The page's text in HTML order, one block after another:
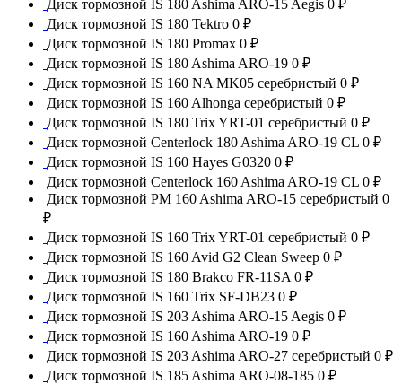
Диск тормозной IS 180 Ashima ARO-15 Aegis 0 ₽
Диск тормозной IS 180 Tektro 0 ₽
Диск тормозной IS 180 Promax 0 ₽
Диск тормозной IS 180 Ashima ARO-19 0 ₽
Диск тормозной IS 160 NA MK05 серебристый 0 ₽
Диск тормозной IS 160 Alhonga серебристый 0 ₽
Диск тормозной IS 180 Trix YRT-01 серебристый 0 ₽
Диск тормозной Centerlock 180 Ashima ARO-19 CL 0 ₽
Диск тормозной IS 160 Hayes G0320 0 ₽
Диск тормозной Centerlock 160 Ashima ARO-19 CL 0 ₽
Диск тормозной PM 160 Ashima ARO-15 серебристый 0
₽
Диск тормозной IS 160 Trix YRT-01 серебристый 0 ₽
Диск тормозной IS 160 Avid G2 Clean Sweep 0 ₽
Диск тормозной IS 180 Brakco FR-11SA 0 ₽
Диск тормозной IS 160 Trix SF-DB23 0 ₽
Диск тормозной IS 203 Ashima ARO-15 Aegis 0 ₽
Диск тормозной IS 160 Ashima ARO-19 0 ₽
Диск тормозной IS 203 Ashima ARO-27 серебристый 0 ₽
Диск тормозной IS 185 Ashima ARO-08-185 0 ₽